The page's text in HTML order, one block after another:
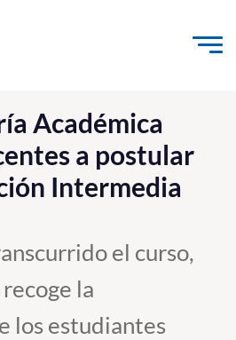
al contenido
e Innovación
Académica
a postular
Intermedia
el curso,
la
los estudiantes